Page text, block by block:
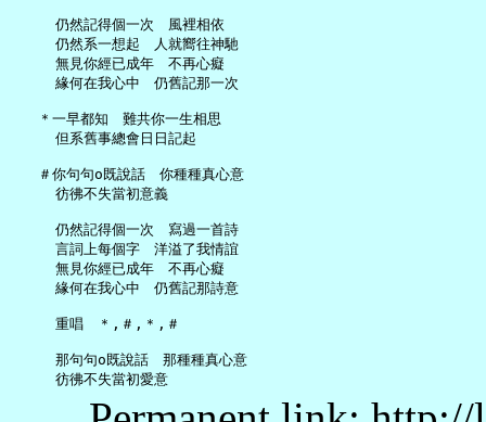
     仍然記得個一次　風裡相依
     仍然系一想起　人就嚮往神馳
     無見你經已成年　不再心癡
     緣何在我心中　仍舊記那一次
   ＊一早都知　難共你一生相思
     但系舊事總會日日記起
   ＃你句句o既說話　你種種真心意
     彷彿不失當初意義
     仍然記得個一次　寫過一首詩
     言詞上每個字　洋溢了我情誼
     無見你經已成年　不再心癡
     緣何在我心中　仍舊記那詩意
     重唱　＊,＃,＊,＃
     那句句o既說話　那種種真心意